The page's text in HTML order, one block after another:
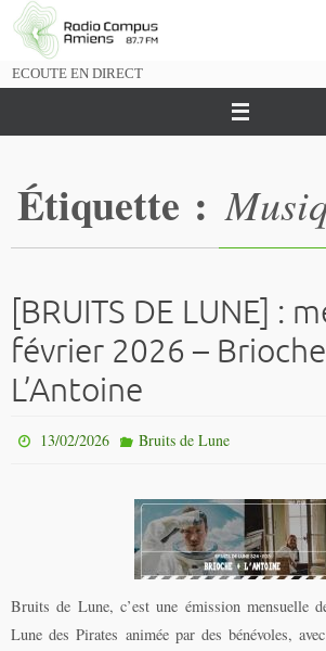
Passer
vers
ECOUTE EN DIRECT
Étiquette :
[BRUITS DE LUNE] :
février 2026 –
L’Antoine
13/02/2026 Bruits de Lune
Bruits de Lune, c’est une émission mensuelle
Lune des Pirates animée par des bénévoles,